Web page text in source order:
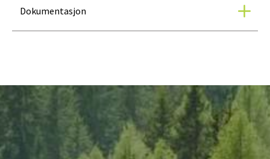
Dokumentasjon